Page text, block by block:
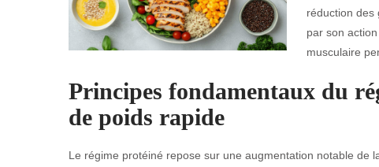
réduction des
par son
musculaire
Principes fondamentaux du
de poids rapide
Le régime protéiné repose sur une augmentation notable de